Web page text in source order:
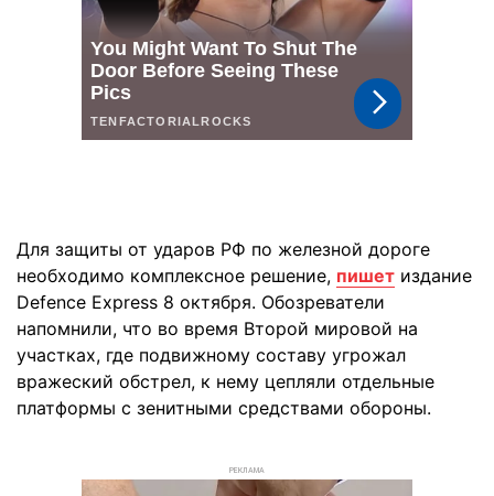
Для защиты от ударов РФ по железной дороге
необходимо комплексное решение, пишет издание
Defence Express 8 октября. Обозреватели
напомнили, что во время Второй мировой на
участках, где подвижному составу угрожал
вражеский обстрел, к нему цепляли отдельные
платформы с зенитными средствами обороны.
РЕКЛАМА